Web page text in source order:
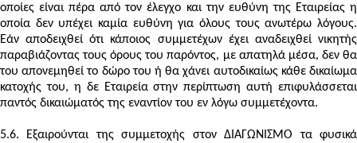
οποίες είναι πέρα από τον έλεγχο και την ευθύνη της Εταιρείας η
οποία δεν υπέχει καμία ευθύνη για όλους τους ανωτέρω λόγους.
Εάν αποδειχθεί ότι κάποιος συμμετέχων έχει αναδειχθεί νικητής
παραβιάζοντας τους όρους του παρόντος, με απατηλά μέσα, δεν θα
του απονεμηθεί το δώρο του ή θα χάνει αυτοδικαίως κάθε δικαίωμα
κατοχής του, η δε Εταιρεία στην περίπτωση αυτή επιφυλάσσεται
παντός δικαιώματός της εναντίον του εν λόγω συμμετέχοντα.
5.6. Εξαιρούνται της συμμετοχής στον ΔΙΑΓΩΝΙΣΜΟ τα φυσικά